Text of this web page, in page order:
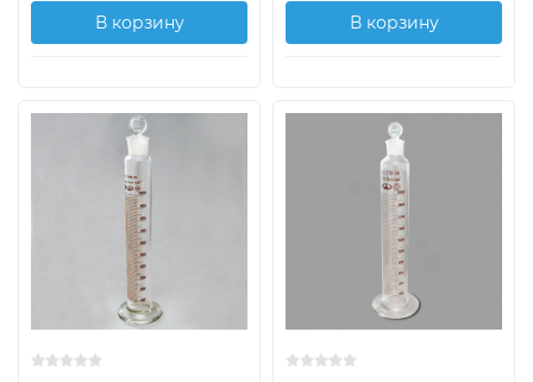
В корзину В корзину